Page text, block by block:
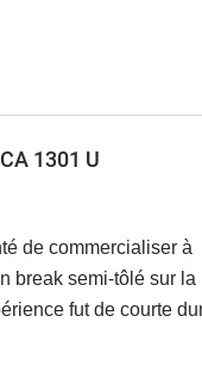
1301 U
de commercialiser à
break semi-tôlé sur la
fut de courte